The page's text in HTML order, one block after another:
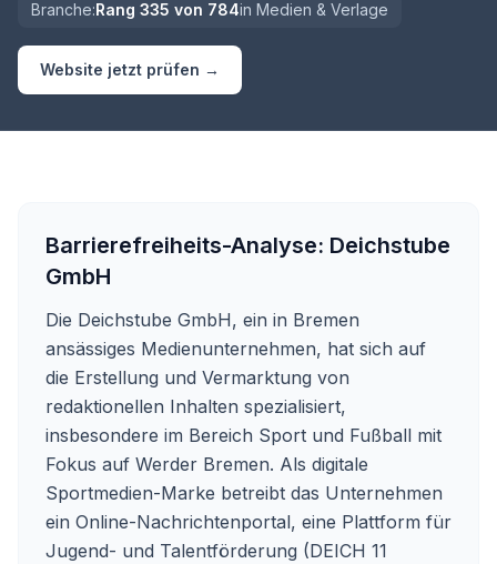
Branche:Rang 335 von 784in Medien & Verlage
Website jetzt prüfen →
Barrierefreiheits-Analyse: Deichstube
GmbH
Die Deichstube GmbH, ein in Bremen
ansässiges Medienunternehmen, hat sich auf
die Erstellung und Vermarktung von
redaktionellen Inhalten spezialisiert,
insbesondere im Bereich Sport und Fußball mit
Fokus auf Werder Bremen. Als digitale
Sportmedien-Marke betreibt das Unternehmen
ein Online-Nachrichtenportal, eine Plattform für
Jugend- und Talentförderung (DEICH 11